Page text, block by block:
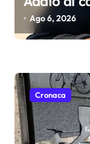
c
l
i
Ago 6, 2026
Cronaca